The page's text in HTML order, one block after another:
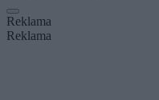
Reklama
Reklama